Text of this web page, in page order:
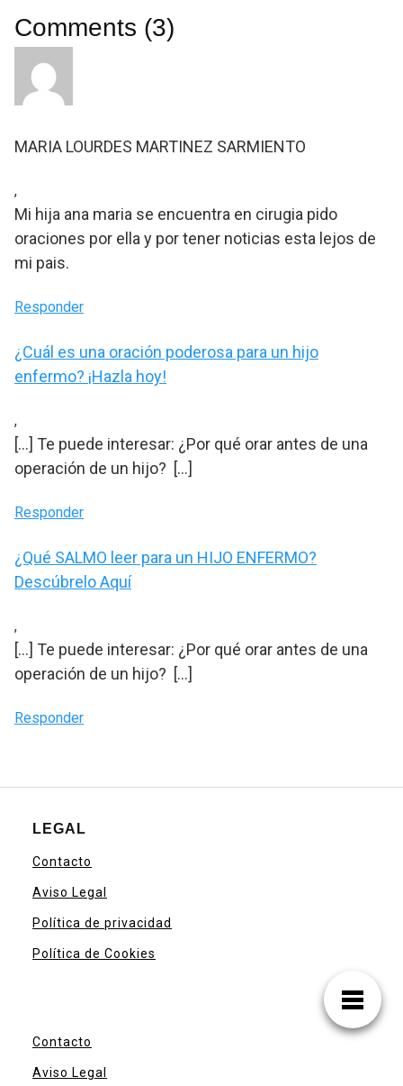
Comments (3)
MARIA LOURDES MARTINEZ SARMIENTO
,
Mi hija ana maria se encuentra en cirugia pido
oraciones por ella y por tener noticias esta lejos de
mi pais.
Responder
¿Cuál es una oración poderosa para un hijo
enfermo? ¡Hazla hoy!
,
[…] Te puede interesar: ¿Por qué orar antes de una
operación de un hijo? […]
Responder
¿Qué SALMO leer para un HIJO ENFERMO?
Descúbrelo Aquí
,
[…] Te puede interesar: ¿Por qué orar antes de una
operación de un hijo? […]
Responder
LEGAL
Contacto
Aviso Legal
Política de privacidad
Política de Cookies
Contacto
Aviso Legal